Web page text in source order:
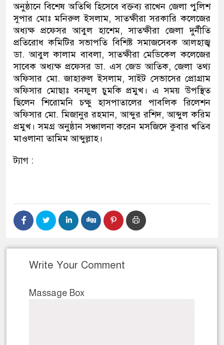
অনুষ্ঠানে বিশেষ অতিথি হিসেবে বক্তব্য রাখেন জেলা পুলিশ
সুপার মোঃ মনিরুল ইসলাম, সাতক্ষীরা সরকারি কলেজের
অধ্যক্ষ প্রফেসর আবুল হাশেম, সাতক্ষীরা জেলা দুর্নীতি
প্রতিরোধ কমিটির সভাপতি বিশিষ্ট সমাজসেবক আলহাজ্ব
ডা. আবুল কালাম বাবলা, সাতক্ষীরা মেডিকেল কলেজের
সাবেক অধ্যক্ষ প্রফেসর ডা. এস জেড আতিক, জেলা তথ্য
অফিসার মো. জাহারুল ইসলাম, সাইট সেভাসের প্রোগ্রাম
অফিসার মোছাঃ বনফুল চুমকি প্রমুখ। এ সময় উপস্থিত
ছিলেন শিরোমনি চক্ষু হাসপাতালের পাবলিক রিলেশন
অফিসার মো. মিজানুর রহমান, আব্দুর রশিদ, আব্দুল করিম
প্রমুখ। সমগ্র অনুষ্ঠান সঞ্চালনা করেন মসজিদে কুবার খতিব
মাওলানা তামিম আব্দুল্লাহ।
ট্যাগ :
Write Your Comment
Massage Box